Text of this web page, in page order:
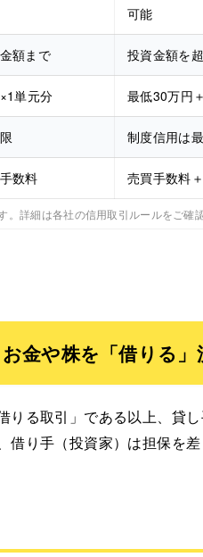
可能
額まで 投資金額を
単元分 最低30万円
制度信用は
数料 売買手数料
詳細は各社の信用取引ルールをご確認
金や株を「借りる」
りる取引」である以上、貸
借り手（投資家）は担保を